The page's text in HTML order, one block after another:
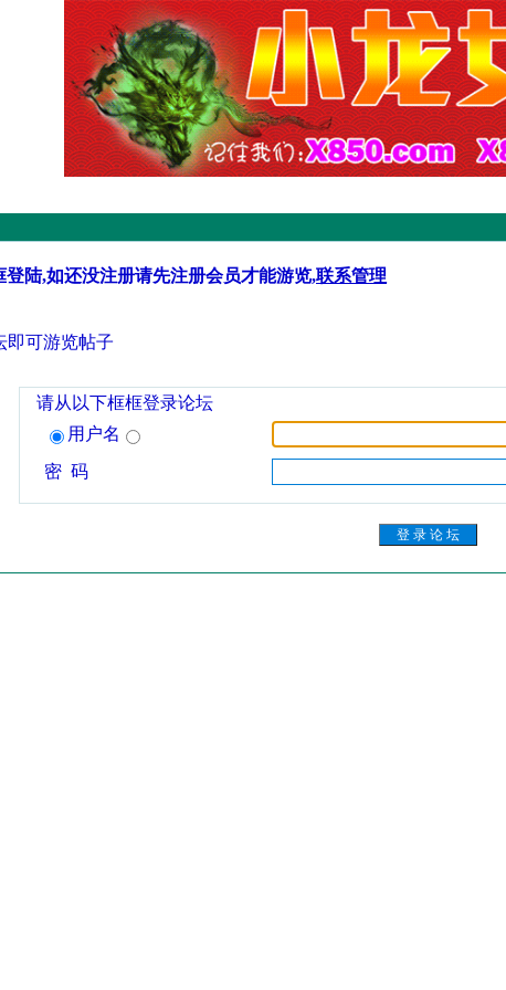
陆,如还没注册请先注册会员才能游览,联系管理
即可游览帖子
请从以下框框登录论坛
用户名
密 码